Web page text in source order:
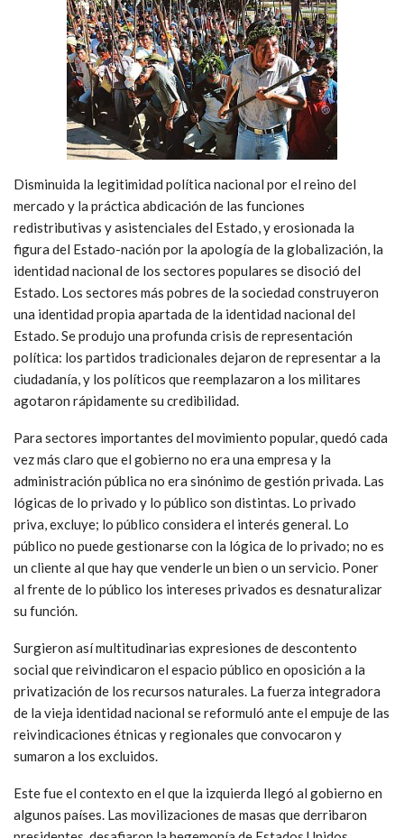
Disminuida la legitimidad política nacional por el reino del
mercado y la práctica abdicación de las funciones
redistributivas y asistenciales del Estado, y erosionada la
figura del Estado-nación por la apología de la globalización, la
identidad nacional de los sectores populares se disoció del
Estado. Los sectores más pobres de la sociedad construyeron
una identidad propia apartada de la identidad nacional del
Estado. Se produjo una profunda crisis de representación
política: los partidos tradicionales dejaron de representar a la
ciudadanía, y los políticos que reemplazaron a los militares
agotaron rápidamente su credibilidad.
Para sectores importantes del movimiento popular, quedó cada
vez más claro que el gobierno no era una empresa y la
administración pública no era sinónimo de gestión privada. Las
lógicas de lo privado y lo público son distintas. Lo privado
priva, excluye; lo público considera el interés general. Lo
público no puede gestionarse con la lógica de lo privado; no es
un cliente al que hay que venderle un bien o un servicio. Poner
al frente de lo público los intereses privados es desnaturalizar
su función.
Surgieron así multitudinarias expresiones de descontento
social que reivindicaron el espacio público en oposición a la
privatización de los recursos naturales. La fuerza integradora
de la vieja identidad nacional se reformuló ante el empuje de las
reivindicaciones étnicas y regionales que convocaron y
sumaron a los excluidos.
Este fue el contexto en el que la izquierda llegó al gobierno en
algunos países. Las movilizaciones de masas que derribaron